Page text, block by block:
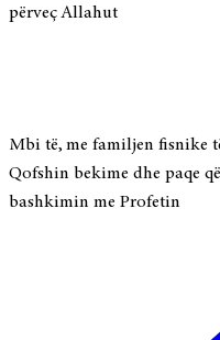
përveç Allahut
Mbi të, me familjen fisnike
Qofshin bekime dhe paqe
bashkimin me Profetin